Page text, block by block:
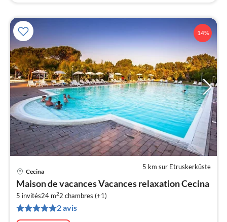
14%
5 km sur Etruskerküste
Cecina
Maison de vacances Vacances relaxation Cecina
5 invités24 m22 chambres (+1)
2 avis